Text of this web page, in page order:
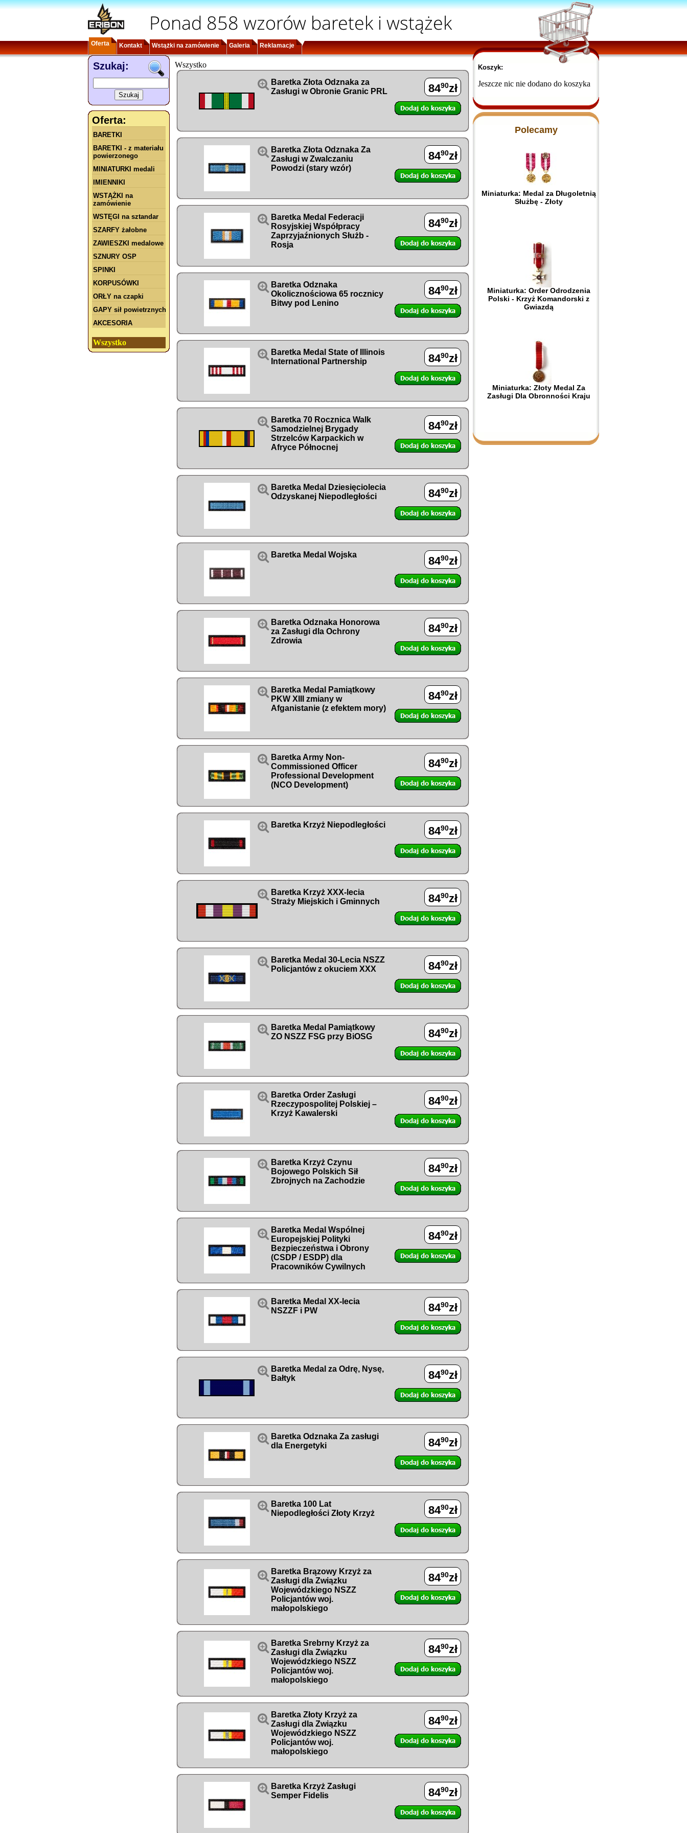
Ponad 858 wzorów baretek i wstążek
Oferta Kontakt Wstążki na zamówienie Galeria Reklamacje
Szukaj:
Oferta:
BARETKI
BARETKI - z materiału
powierzonego
MINIATURKI medali
IMIENNIKI
WSTĄŻKI na
zamówienie
WSTĘGI na sztandar
SZARFY żałobne
ZAWIESZKI medalowe
SZNURY OSP
SPINKI
KORPUSÓWKI
ORŁY na czapki
GAPY sił powietrznych
AKCESORIA
Wszystko
Wszystko
 Baretka Złota Odznaka za
Zasługi w Obronie Granic PRL
8490zł
 Baretka Złota Odznaka Za
Zasługi w Zwalczaniu
Powodzi (stary wzór)
8490zł
 Baretka Medal Federacji
Rosyjskiej Współpracy
Zaprzyjaźnionych Służb -
Rosja
8490zł
 Baretka Odznaka
Okolicznościowa 65 rocznicy
Bitwy pod Lenino
8490zł
 Baretka Medal State of Illinois
International Partnership
8490zł
 Baretka 70 Rocznica Walk
Samodzielnej Brygady
Strzelców Karpackich w
Afryce Północnej
8490zł
 Baretka Medal Dziesięciolecia
Odzyskanej Niepodległości
8490zł
 Baretka Medal Wojska 8490zł
 Baretka Odznaka Honorowa
za Zasługi dla Ochrony
Zdrowia
8490zł
 Baretka Medal Pamiątkowy
PKW XIII zmiany w
Afganistanie (z efektem mory)
8490zł
 Baretka Army Non-
Commissioned Officer
Professional Development
(NCO Development)
8490zł
 Baretka Krzyż Niepodległości 8490zł
 Baretka Krzyż XXX-lecia
Straży Miejskich i Gminnych
8490zł
 Baretka Medal 30-Lecia NSZZ
Policjantów z okuciem XXX
8490zł
 Baretka Medal Pamiątkowy
ZO NSZZ FSG przy BiOSG
8490zł
 Baretka Order Zasługi
Rzeczypospolitej Polskiej –
Krzyż Kawalerski
8490zł
 Baretka Krzyż Czynu
Bojowego Polskich Sił
Zbrojnych na Zachodzie
8490zł
 Baretka Medal Wspólnej
Europejskiej Polityki
Bezpieczeństwa i Obrony
(CSDP / ESDP) dla
Pracowników Cywilnych
8490zł
 Baretka Medal XX-lecia
NSZZF i PW
8490zł
 Baretka Medal za Odrę, Nysę,
Bałtyk
8490zł
 Baretka Odznaka Za zasługi
dla Energetyki
8490zł
 Baretka 100 Lat
Niepodległości Złoty Krzyż
8490zł
 Baretka Brązowy Krzyż za
Zasługi dla Związku
Wojewódzkiego NSZZ
Policjantów woj.
małopolskiego
8490zł
 Baretka Srebrny Krzyż za
Zasługi dla Związku
Wojewódzkiego NSZZ
Policjantów woj.
małopolskiego
8490zł
 Baretka Złoty Krzyż za
Zasługi dla Związku
Wojewódzkiego NSZZ
Policjantów woj.
małopolskiego
8490zł
 Baretka Krzyż Zasługi
Semper Fidelis
8490zł
Koszyk:
Jeszcze nic nie dodano do koszyka
Polecamy
Miniaturka: Medal za Długoletnią
Służbę - Złoty
Miniaturka: Order Odrodzenia
Polski - Krzyż Komandorski z
Gwiazdą
Miniaturka: Złoty Medal Za
Zasługi Dla Obronności Kraju